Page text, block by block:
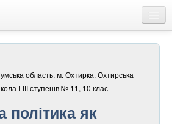
область, м. Охтирка, Охтирська
І-ІІІ ступенів № 11, 10 клас
політика як